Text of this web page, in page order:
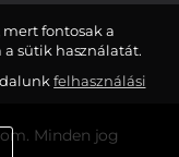
Minden jog
mert fontosak a
a sütik használatát.
felhasználási